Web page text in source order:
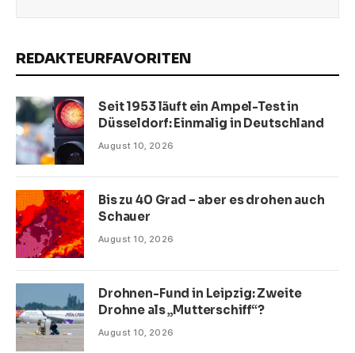
REDAKTEURFAVORITEN
Seit 1953 läuft ein Ampel-Test in
Düsseldorf: Einmalig in Deutschland
August 10, 2026
Bis zu 40 Grad – aber es drohen auch
Schauer
August 10, 2026
Drohnen-Fund in Leipzig: Zweite
Drohne als „Mutterschiff“?
August 10, 2026